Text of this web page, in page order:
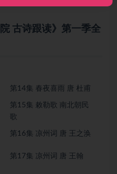
古诗跟读》第一季全
第14集 春夜喜雨 唐 杜甫
第15集 敕勒歌 南北朝民
歌
第16集 凉州词 唐 王之涣
第17集 凉州词 唐 王翰